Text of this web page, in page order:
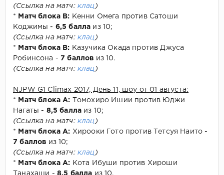
(Ссылка на матч: клац)
* Матч блока В: Кенни Омега против Сатоши
Коджимы - 6,5 балла из 10;
(Ссылка на матч: клац)
* Матч блока В: Казучика Окада против Джуса
Робинсона - 7 баллов из 10.
(Ссылка на матч: клац)
NJPW G1 Climax 2017, День 11, шоу от 01 августа:
*
Матч блока А: Томохиро Ишии против Юджи
Нагаты - 8,5 балла из 10;
(Ссылка на матч: клац)
* Матч блока А: Хирооки Гото против Тетсуя Наито -
7 баллов из 10;
(Ссылка на матч: клац)
* Матч блока А: Кота Ибуши против Хироши
Танахаши - 8,5 балла из 10.